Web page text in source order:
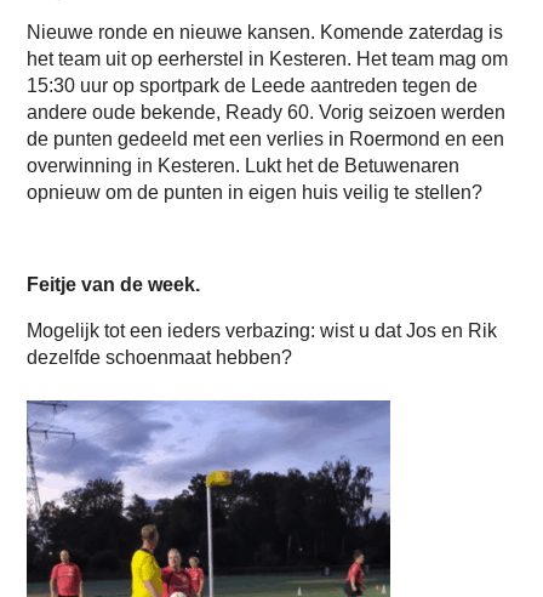
Nieuwe ronde en nieuwe kansen. Komende zaterdag is
het team uit op eerherstel in Kesteren. Het team mag om
15:30 uur op sportpark de Leede aantreden tegen de
andere oude bekende, Ready 60. Vorig seizoen werden
de punten gedeeld met een verlies in Roermond en een
overwinning in Kesteren. Lukt het de Betuwenaren
opnieuw om de punten in eigen huis veilig te stellen?
Feitje van de week.
Mogelijk tot een ieders verbazing: wist u dat Jos en Rik
dezelfde schoenmaat hebben?